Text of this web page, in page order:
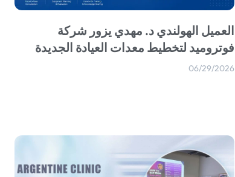
العميل الهولندي د. مهدي يزور شركة
فوتروميد لتخطيط معدات العيادة الجديدة
06/29/2026